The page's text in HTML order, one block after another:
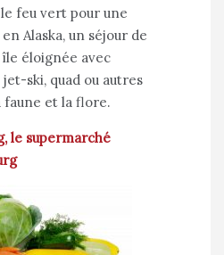
feu vert pour une
Alaska, un séjour de
éloignée avec
ski, quad ou autres
faune et la flore.
le supermarché